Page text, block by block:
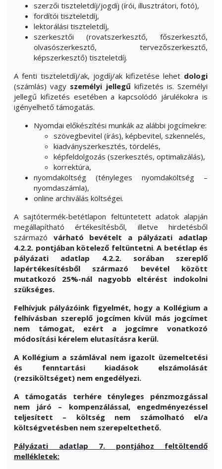
szerzői tiszteletdíj/jogdíj (írói, illusztrátori, fotó),
fordítói tiszteletdíj,
lektorálási tiszteletdíj,
szerkesztői (rovatszerkesztő, főszerkesztő,
olvasószerkesztő, tervezőszerkesztő,
képszerkesztő) tiszteletdíj.
A fenti tiszteletdíj/ak, jogdíj/ak kifizetése lehet dologi
(számlás) vagy személyi jellegűkifizetés is. Személyi
jellegű kifizetés esetében a kapcsolódó járulékokra is
igényelhető támogatás.
Nyomdai előkészítési munkák az alábbi jogcímekre:
szövegbevitel (írás), képbevitel, szkennelés,
kiadványszerkesztés, tördelés,
képfeldolgozás (szerkesztés, optimalizálás),
korrektúra,
nyomdaköltség (tényleges nyomdaköltség –
nyomdaszámla),
online archiválás költségei.
A sajtótermék-betétlapon feltüntetett adatok alapján
megállapítható értékesítésből, illetve hirdetésből
származó várható bevételt a pályázati adatlap
4.2.2. pontjában kötelező feltüntetni. A betétlap és
pályázati adatlap 4.2.2. sorában szereplő
lapértékesítésből származó bevétel között
mutatkozó 25%-nál nagyobb eltérést indokolni
szükséges.
Felhívjuk pályázóink figyelmét, hogy a Kollégium a
felhívásban szereplő jogcímen kívül más jogcímet
nem támogat, ezért a jogcímre vonatkozó
módosítási kérelem elutasításra kerül.
A Kollégium a számlával nem igazolt üzemeltetési
és fenntartási kiadások elszámolását
(rezsiköltséget) nem engedélyezi.
A támogatás terhére tényleges pénzmozgással
nem járó – kompenzálással, engedményezéssel
teljesített – költség nem számolható el/a
költségvetésben nem szerepeltethető.
Pályázati adatlap 7. pontjához feltöltendő
mellékletek: